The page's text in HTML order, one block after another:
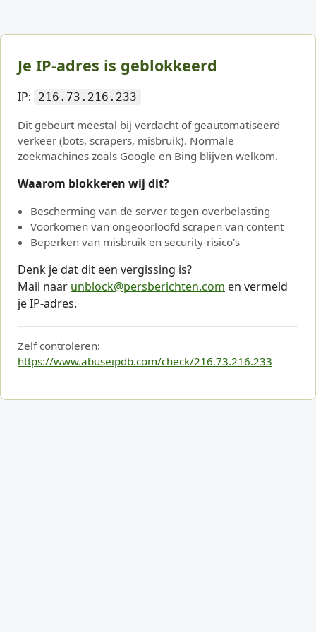
Je IP-adres is geblokkeerd
IP: 216.73.216.233
Dit gebeurt meestal bij verdacht of geautomatiseerd
verkeer (bots, scrapers, misbruik). Normale
zoekmachines zoals Google en Bing blijven welkom.
Waarom blokkeren wij dit?
Bescherming van de server tegen overbelasting
Voorkomen van ongeoorloofd scrapen van content
Beperken van misbruik en security-risico’s
Denk je dat dit een vergissing is?
Mail naar unblock@persberichten.com en vermeld
je IP-adres.
Zelf controleren:
https://www.abuseipdb.com/check/216.73.216.233